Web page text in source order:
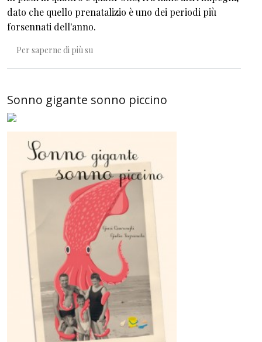
dato che quello prenatalizio è uno dei periodi più
forsennati dell'anno.
Per saperne di più su
Sonno gigante sonno piccino